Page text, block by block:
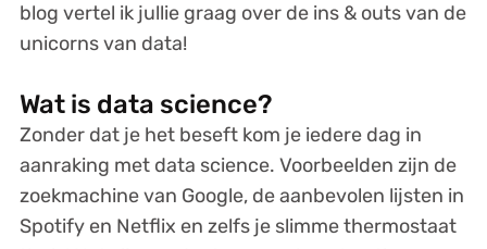
blog vertel ik jullie graag over de ins & outs van de
unicorns van data!
Wat is data science?
Zonder dat je het beseft kom je iedere dag in
aanraking met data science. Voorbeelden zijn de
zoekmachine van Google, de aanbevolen lijsten in
Spotify en Netflix en zelfs je slimme thermostaat